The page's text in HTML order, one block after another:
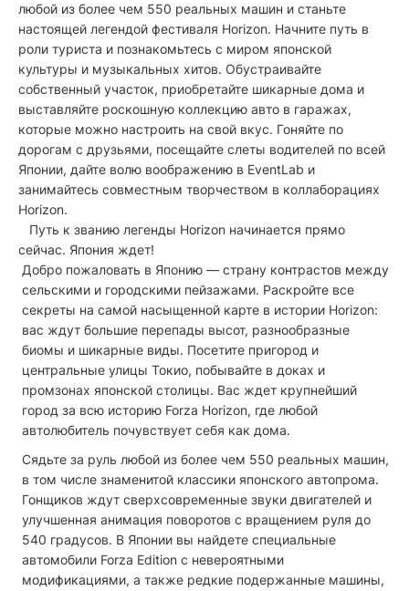
любой из более чем 550 реальных машин и станьте
настоящей легендой фестиваля Horizon. Начните путь в
роли туриста и познакомьтесь с миром японской
культуры и музыкальных хитов. Обустраивайте
собственный участок, приобретайте шикарные дома и
выставляйте роскошную коллекцию авто в гаражах,
которые можно настроить на свой вкус. Гоняйте по
дорогам с друзьями, посещайте слеты водителей по всей
Японии, дайте волю воображению в EventLab и
занимайтесь совместным творчеством в коллаборациях
Horizon.
Путь к званию легенды Horizon начинается прямо
сейчас. Япония ждет!
Добро пожаловать в Японию — страну контрастов между
сельскими и городскими пейзажами. Раскройте все
секреты на самой насыщенной карте в истории Horizon:
вас ждут большие перепады высот, разнообразные
биомы и шикарные виды. Посетите пригород и
центральные улицы Токио, побывайте в доках и
промзонах японской столицы. Вас ждет крупнейший
город за всю историю Forza Horizon, где любой
автолюбитель почувствует себя как дома.
Сядьте за руль любой из более чем 550 реальных машин,
в том числе знаменитой классики японского автопрома.
Гонщиков ждут сверхсовременные звуки двигателей и
улучшенная анимация поворотов с вращением руля до
540 градусов. В Японии вы найдете специальные
автомобили Forza Edition с невероятными
модификациями, а также редкие подержанные машины,